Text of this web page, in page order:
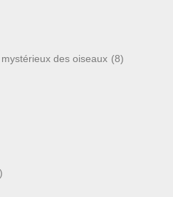
des oiseaux (8)